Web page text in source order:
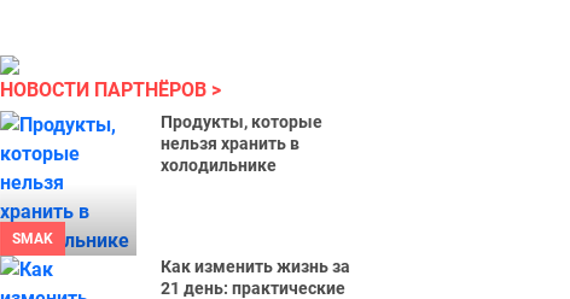
НОВОСТИ ПАРТНЁРОВ
SMAK
Продукты, которые
нельзя хранить в
холодильнике
Как изменить жизнь за
21 день: практические